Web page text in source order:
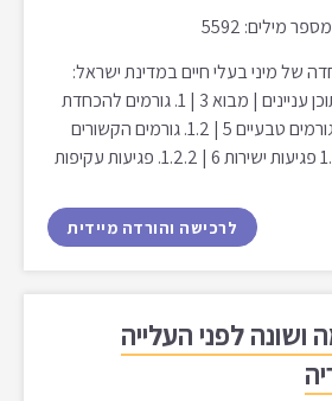
של מיני בעלי חיים במדינת ישראל:
מקרים ודרכי פעולה | תוכן עניינים | מבוא 3 | 1. גורמים להכחדת
מיני בעלי חיים 5 | 1.1. גורמים טבעיים 5 | 1.2. גורמים הקשורים
לפעילות האדם 5 | 1.2.1 פגיעות ישירות 6 | 1.2.2. פגיעות עקיפות
לרכישה והורדה מיידית
ושונה לפני העלייה